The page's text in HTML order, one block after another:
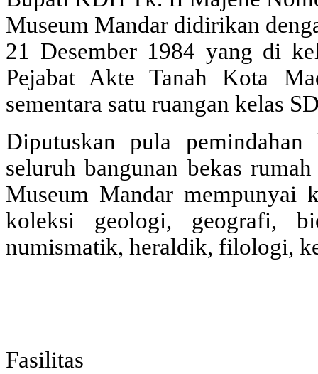
Museum Mandar didirikan
21 Desember 1984 yang di
Pejabat Akte Tanah Kota
sementara satu ruangan kelas
Diputuskan pula
seluruh bangunan bekas
Museum Mandar mempunyai
koleksi geologi, geografi,
numismatik, heraldik, filologi,
Fasilitas